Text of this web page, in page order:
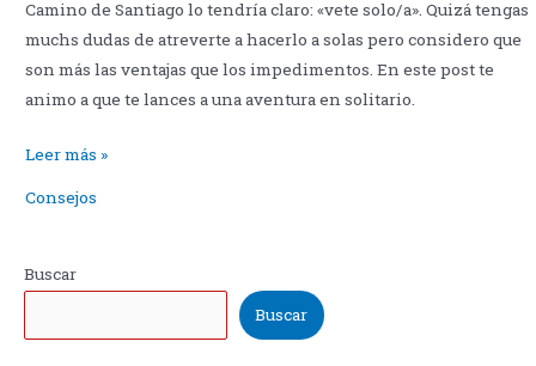
Camino de Santiago lo tendría claro: «vete solo/a». Quizá tengas
muchs dudas de atreverte a hacerlo a solas pero considero que
son más las ventajas que los impedimentos. En este post te
animo a que te lances a una aventura en solitario.
Hacer
Camino
Santiago
Leer más »
Consejos
Buscar
Buscar